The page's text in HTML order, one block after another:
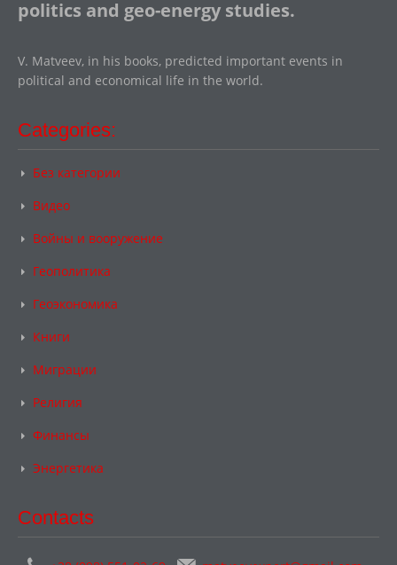
politics and geo-energy studies.
V. Matveev, in his books, predicted important events in
political and economical life in the world.
Categories:
Без категории
Видео
Войны и вооружение
Геополитика
Геоэкономика
Книги
Миграции
Религия
Финансы
Энергетика
Contacts